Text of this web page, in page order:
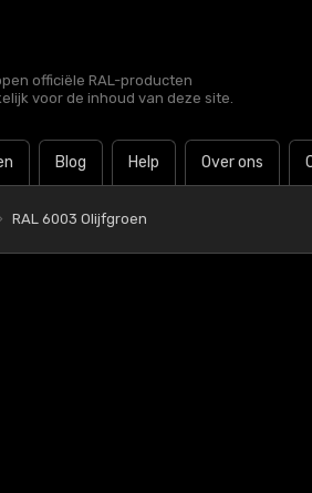
officiële RAL-producten
voor de inhoud van deze site.
Blog Help Over ons
RAL 6003 Olijfgroen